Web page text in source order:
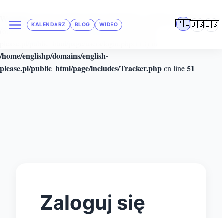
Warning: Cannot modify header information - headers already sent by
(output started at /home/englishp/domains/english-
/home/englishp/domains/english-
please.pl/public_html/page/includes/Tracker.phpon line51
KALENDARZ BLOG WIDEO 🇵🇱🇺🇸🇪🇸
Zaloguj się